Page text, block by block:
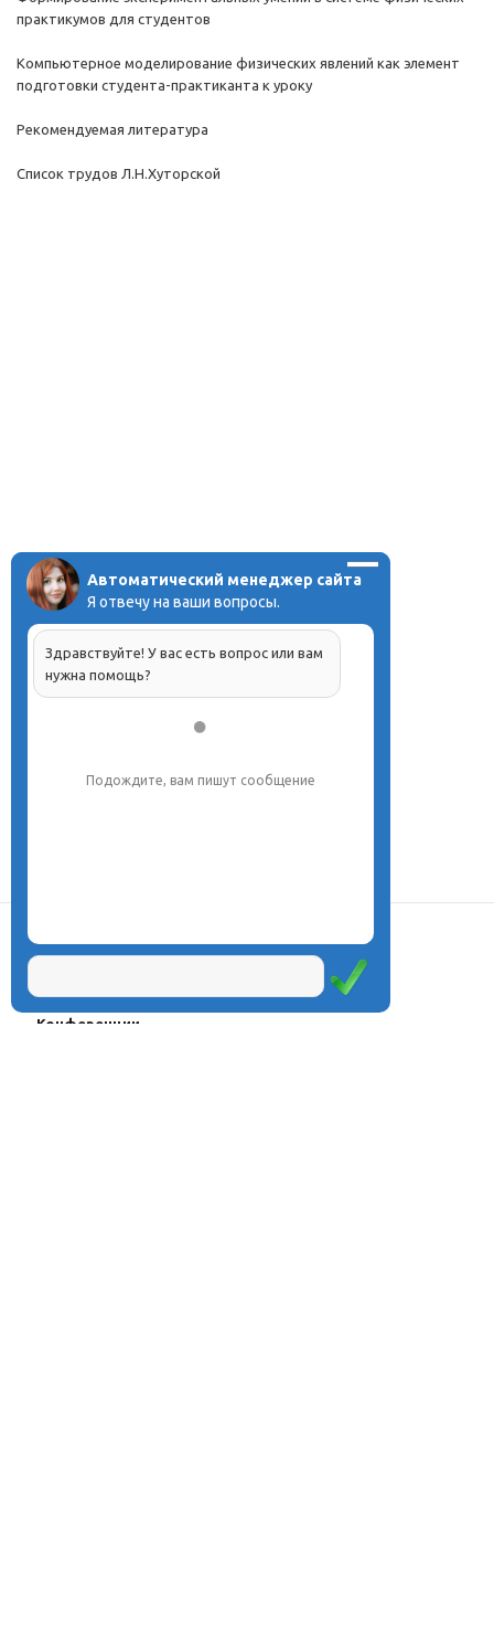
практикумов для студентов
Компьютерное моделирование физических явлений как элемент
подготовки студента-практиканта к уроку
Рекомендуемая литература
Список трудов Л.Н.Хуторской
Проекты
Олимпиады
Конферeнции
Автоматический менеджер сайта
Я отвечу на ваши вопросы.
Здравствуйте! У вас есть вопрос или вам
нужна помощь?
Подождите, вам пишут сообщение